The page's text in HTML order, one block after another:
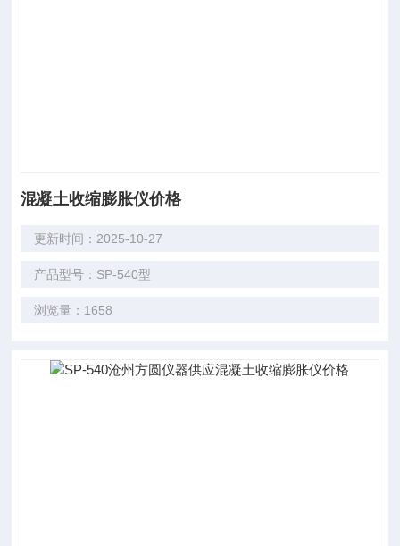
混凝土收缩膨胀仪价格
更新时间：2025-10-27
产品型号：SP-540型
浏览量：1658